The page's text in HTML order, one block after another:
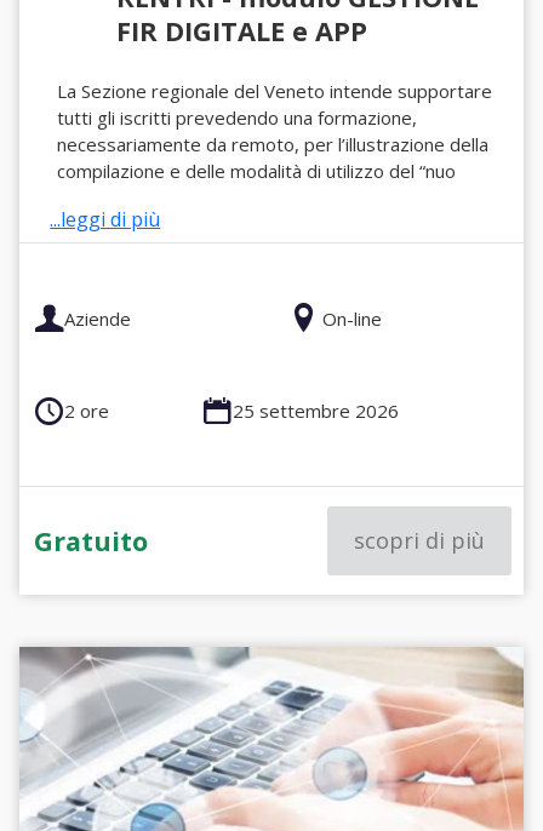
FIR DIGITALE e APP
La Sezione regionale del Veneto intende supportare
tutti gli iscritti prevedendo una formazione,
necessariamente da remoto, per l’illustrazione della
compilazione e delle modalità di utilizzo del “nuo
...leggi di più
Aziende On-line
2 ore 25 settembre 2026
Gratuito scopri di più